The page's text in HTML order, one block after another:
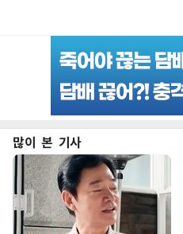
많이 본 기사